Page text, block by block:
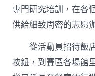
專門研究培訓，在各
供給細致周密的志愿
從活動員招待飯店
按鈕，到賽區各場館